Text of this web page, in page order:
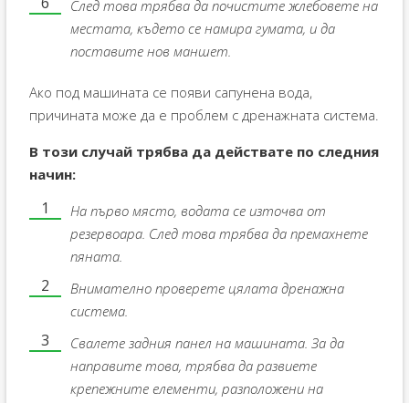
След това трябва да почистите жлебовете на
местата, където се намира гумата, и да
поставите нов маншет.
Ако под машината се появи сапунена вода,
причината може да е проблем с дренажната система.
В този случай трябва да действате по следния
начин:
На първо място, водата се източва от
резервоара. След това трябва да премахнете
пяната.
Внимателно проверете цялата дренажна
система.
Свалете задния панел на машината. За да
направите това, трябва да развиете
крепежните елементи, разположени на